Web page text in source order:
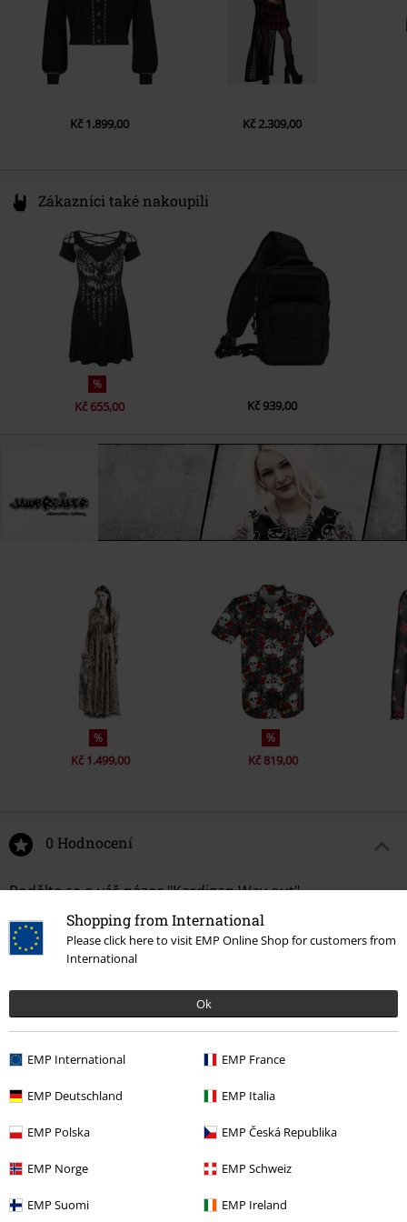
Shopping from International
Please click here to visit EMP Online Shop for customers from
International
Ok
EMP International EMP France
EMP Deutschland EMP Italia
EMP Polska EMP Česká Republika
EMP Norge EMP Schweiz
EMP Suomi EMP Ireland
Kč 1.899,00 Kč 2.309,00
Zákazníci také nakoupili
%
Kč 655,00 Kč 939,00
%
Kč 1.499,00
%
Kč 819,00
0 Hodnocení
Podělte se o váš názor "Kardigan Way out".
Napsat hodnocení